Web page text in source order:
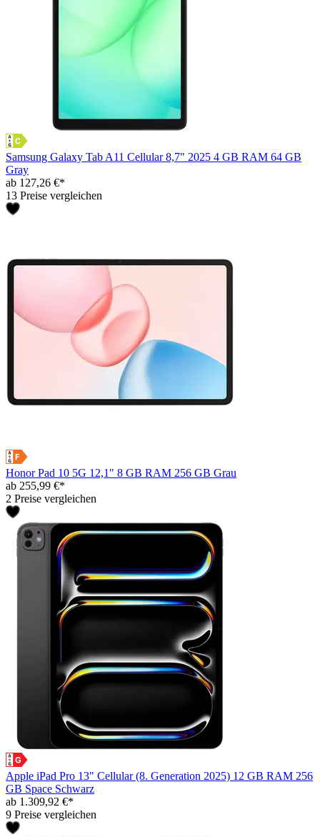
Samsung Galaxy Tab A11 Cellular 8,7" 2025 4 GB RAM 64 GB
Gray
ab 127,26 €*
13 Preise vergleichen
Honor Pad 10 5G 12,1" 8 GB RAM 256 GB Grau
ab 255,99 €*
2 Preise vergleichen
Apple iPad Pro 13" Cellular (8. Generation 2025) 12 GB RAM 256
GB Space Schwarz
ab 1.309,92 €*
9 Preise vergleichen